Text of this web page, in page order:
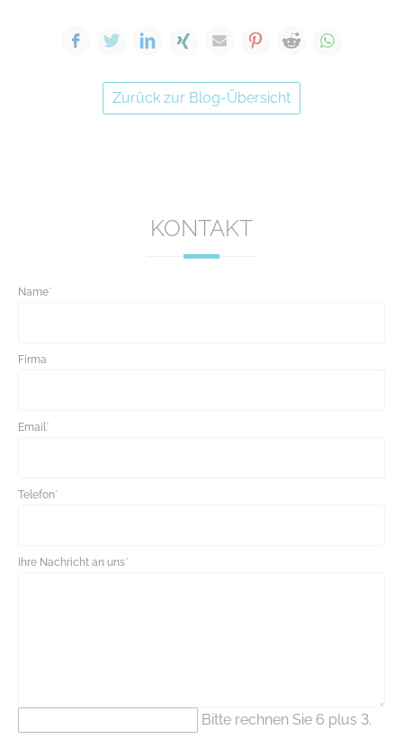
Facebook
Twitter LinkedInXing E-mail PinterestReddit
Zurück zur Blog-Übersicht
KONTAKT
Name*
Firma
Email*
Telefon*
Ihre Nachricht an uns*
Bitte rechnen Sie 6 plus 3.